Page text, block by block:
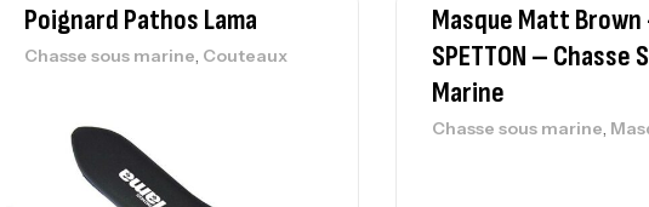
Poignard Pathos Lama
Chasse sous marine Couteaux
Masque Matt Brown
SPETTON – Chasse
Marine
Chasse sous marine